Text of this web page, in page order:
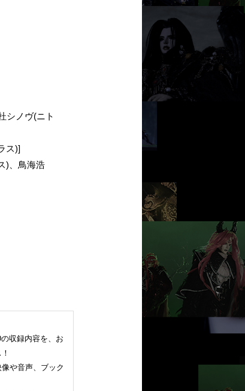
シノヴ(ニト
ス)]
)、鳥海浩
収録内容を、お
や音声、ブック